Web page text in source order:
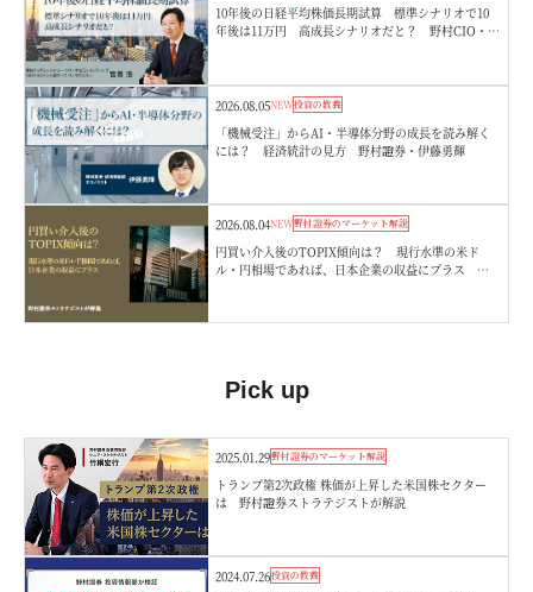
10年後の日経平均株価長期試算 標準シナリオで10
年後は11万円 高成長シナリオだと？ 野村CIO・宮
2026.08.05NEW投資の教養
「機械受注」からAI・半導体分野の成長を読み解く
には？ 経済統計の見方 野村證券・伊藤勇輝
2026.08.04NEW野村證券のマーケット解説
円買い介入後のTOPIX傾向は？ 現行水準の米ド
ル・円相場であれば、日本企業の収益にプラス 野
Pick up
2025.01.29野村證券のマーケット解説
トランプ第2次政権 株価が上昇した米国株セクター
は 野村證券ストラテジストが解説
2024.07.26投資の教養